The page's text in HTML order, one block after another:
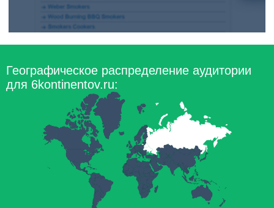
Географическое распределение аудитории
для 6kontinentov.ru: